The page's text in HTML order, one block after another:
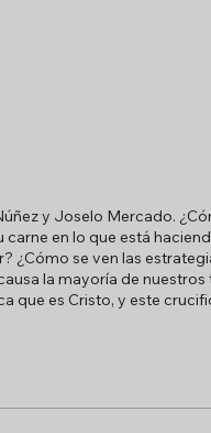
y Joselo Mercado.
en lo que está
¿Cómo se ven las
la mayoría de
que es Cristo, y este